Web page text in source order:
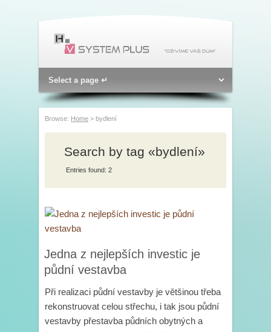
Browse: Home > bydlení
Search by tag «bydlení»
Entries found: 2
Jedna z nejlepších investic je
půdní vestavba
Při realizaci půdní vestavby je většinou třeba
rekonstruovat celou střechu, i tak jsou půdní
vestavby přestavba půdních obytných a